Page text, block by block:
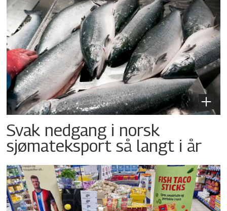
Svak nedgang i norsk
sjømateksport så langt i år